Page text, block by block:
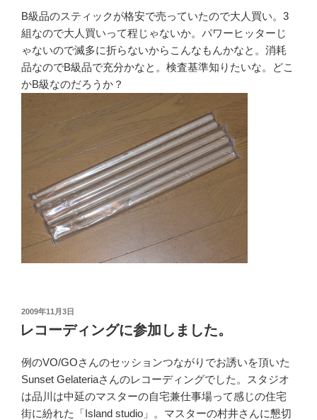
B級品のスティックが格安で売っていたので大人買い。3
組なので大人買いって程じゃないか。パワーヒッターじ
ゃないので滅多に折らないからこんなもんかなと。消耗
品なのでB級品で充分かなと。検査基準知りたいな。どこ
かB級なのだろうか？
投
稿
日:
2009年11月3日
レコーディングに参加しました。
例のVO/GOさんのセッションつながりでお誘いを頂いた
Sunset Gelateriaさんのレコーディングでした。スタジオ
は品川は中延のマスターの自宅兼仕事場って感じの住宅
街に紛れた「Island studio」。マスターの村井さんに懇切